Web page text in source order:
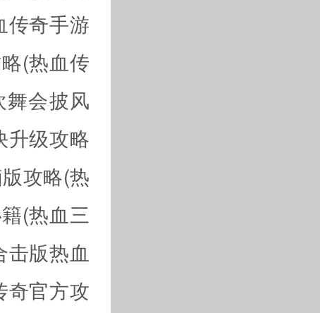
传奇手游
(热血传
舞会披风
升级攻略
攻略(热
(热血三
版热血
奇官方攻